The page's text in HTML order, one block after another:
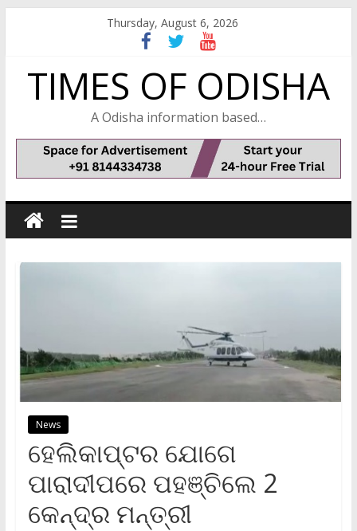
Thursday, August 6, 2026
TIMES OF ODISHA
A Odisha information based…
News
ହେଲିକାପ୍ଟର ଯୋଗେ
ପାରାଦୀପରେ ପହଞ୍ଚିଲେ 2
କେନ୍ଦ୍ର ମନ୍ତ୍ରୀ